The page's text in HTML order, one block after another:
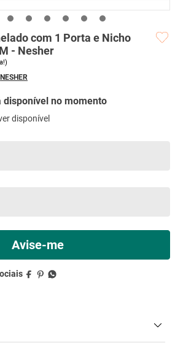
com 1 Porta e Nicho
- Nesher
NESHER
disponível no momento
disponível